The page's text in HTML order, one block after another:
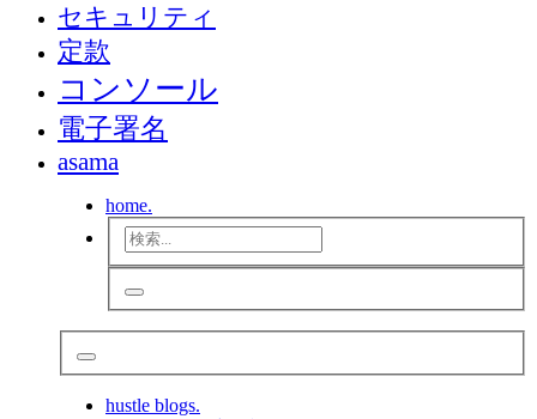
セキュリティ
定款
コンソール
電子署名
asama
home.
hustle blogs.